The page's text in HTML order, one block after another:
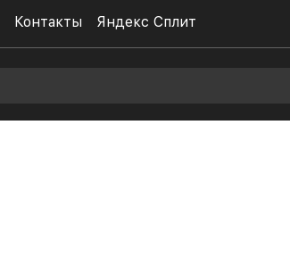
Контакты Яндекс Сплит